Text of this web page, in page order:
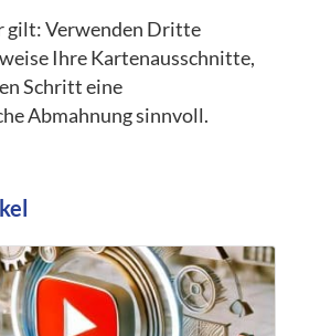
gilt: Verwenden Dritte
Ihre Kartenausschnitte,
Schritt eine
Abmahnung sinnvoll.